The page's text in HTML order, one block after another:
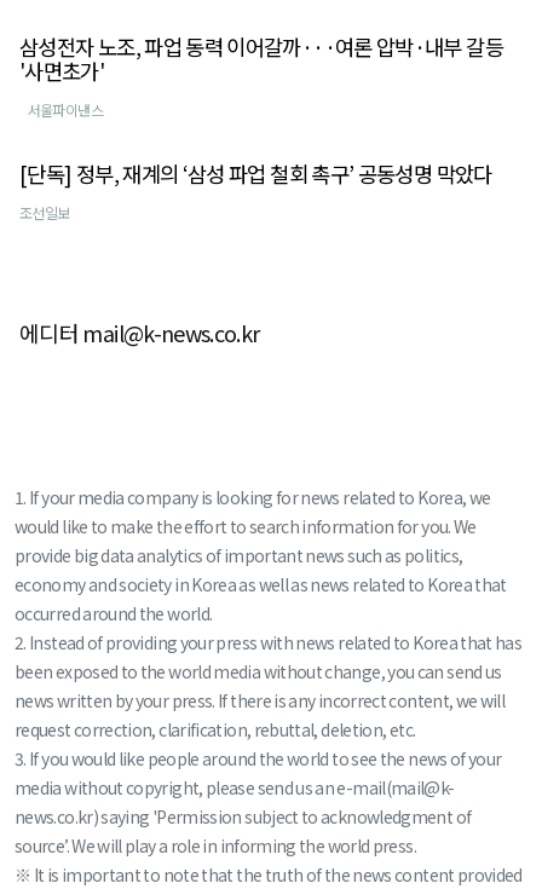
삼성전자 노조, 파업 동력 이어갈까···여론 압박·내부 갈등
'사면초가'
서울파이낸스
[단독] 정부, 재계의 ‘삼성 파업 철회 촉구’ 공동성명 막았다
조선일보
에디터 mail@k-news.co.kr
1. If your media company is looking for news related to Korea, we
would like to make the effort to search information for you. We
provide big data analytics of important news such as politics,
economy and society in Korea as well as news related to Korea that
occurred around the world.
2. Instead of providing your press with news related to Korea that has
been exposed to the world media without change, you can send us
news written by your press. If there is any incorrect content, we will
request correction, clarification, rebuttal, deletion, etc.
3. If you would like people around the world to see the news of your
media without copyright, please send us an e-mail(mail@k-
news.co.kr) saying 'Permission subject to acknowledgment of
source’. We will play a role in informing the world press.
※ It is important to note that the truth of the news content provided